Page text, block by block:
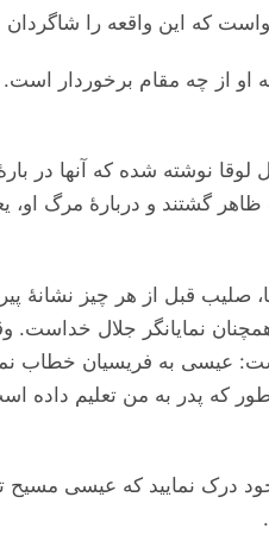
که این واقعه را شاگردان
او از چه مقام برخوردار
نوشته شده که آنها در
گشتند و دربارۀ مرگ او،
صلیب قبل از هر چیز نشانۀ
نمایانگر جلال
عیسی به فریسیان خطاب
درک نمایید که عیسی مسیح